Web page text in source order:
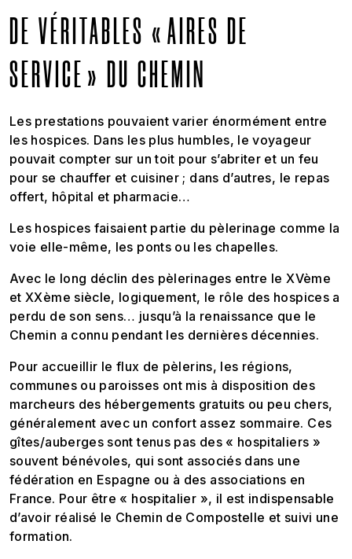
DE VÉRITABLES « AIRES DE
SERVICE » DU CHEMIN
Les prestations pouvaient varier énormément entre
les hospices. Dans les plus humbles, le voyageur
pouvait compter sur un toit pour s’abriter et un feu
pour se chauffer et cuisiner ; dans d’autres, le repas
offert, hôpital et pharmacie…
Les hospices faisaient partie du pèlerinage comme la
voie elle-même, les ponts ou les chapelles.
Avec le long déclin des pèlerinages entre le XVème
et XXème siècle, logiquement, le rôle des hospices a
perdu de son sens… jusqu’à la renaissance que le
Chemin a connu pendant les dernières décennies.
Pour accueillir le flux de pèlerins, les régions,
communes ou paroisses ont mis à disposition des
marcheurs des hébergements gratuits ou peu chers,
généralement avec un confort assez sommaire. Ces
gîtes/auberges sont tenus pas des « hospitaliers »
souvent bénévoles, qui sont associés dans une
fédération en Espagne ou à des associations en
France. Pour être « hospitalier », il est indispensable
d’avoir réalisé le Chemin de Compostelle et suivi une
formation.